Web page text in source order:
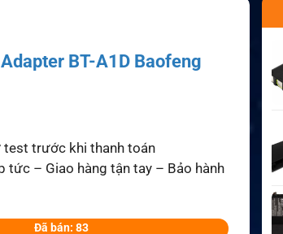
BT-A1D Baofeng
trước khi thanh toán
tức – Giao hàng tận tay – Bảo hành
Đã bán: 83